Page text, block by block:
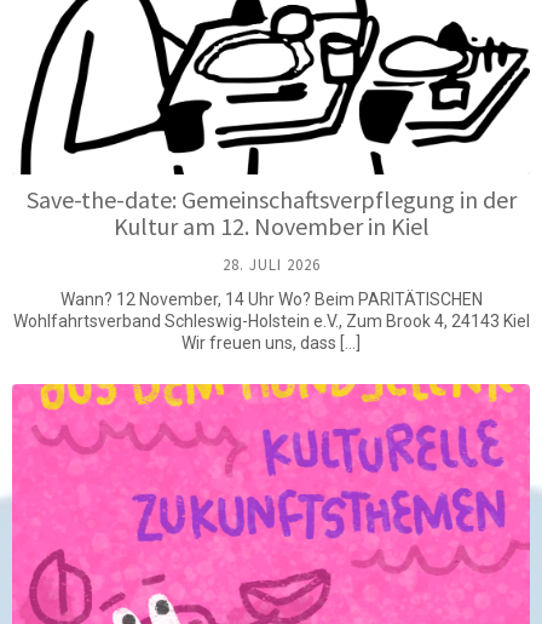
Save-the-date: Gemeinschaftsverpflegung in der
Kultur am 12. November in Kiel
28. JULI 2026
Wann? 12 November, 14 Uhr Wo? Beim PARITÄTISCHEN
Wohlfahrtsverband Schleswig-Holstein e.V., Zum Brook 4, 24143 Kiel
Wir freuen uns, dass […]